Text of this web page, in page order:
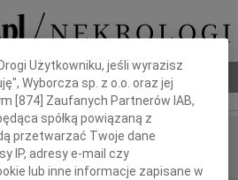
pogrzebowy
Furmanowski
Użytkowniku, jeśli wyrazisz
Wyborcza sp. z o.o. oraz jej
[874 ] Zaufanych Partnerów IAB,
spółką powiązaną z
przetwarzać Twoje dane
IP, adresy e-mail czy
lub inne informacje zapisane w